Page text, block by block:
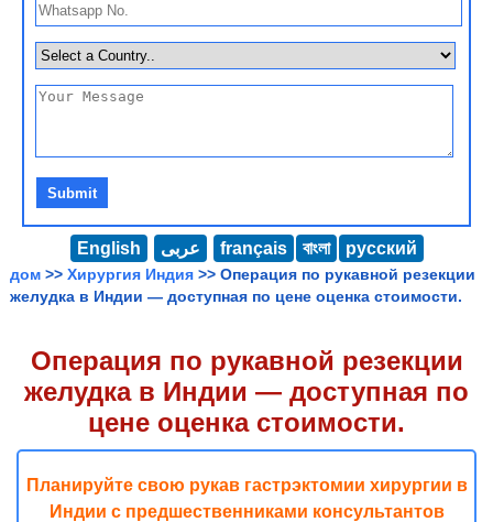
English عربى français বাংলা русский
дом >> Хирургия Индия >> Операция по рукавной резекции
желудка в Индии — доступная по цене оценка стоимости.
Операция по рукавной резекции
желудка в Индии — доступная по
цене оценка стоимости.
Планируйте свою рукав гастрэктомии хирургии в
Индии с предшественниками консультантов